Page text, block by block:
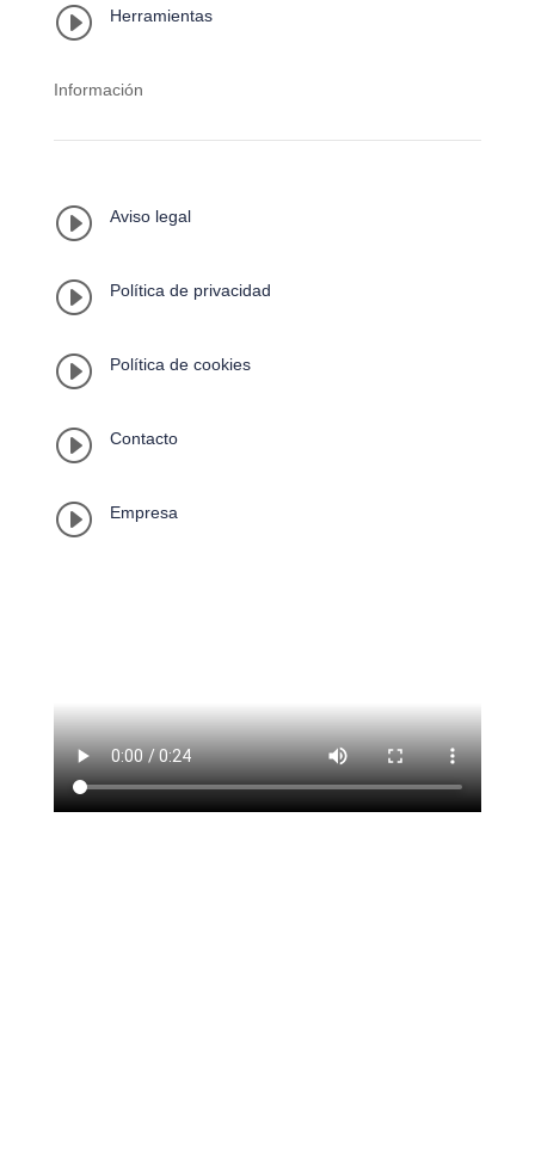
I Herramientas
Información
I Aviso legal
I Política de privacidad
I Política de cookies
I Contacto
I Empresa